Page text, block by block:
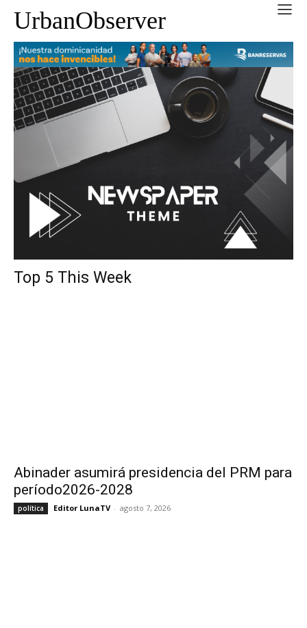
UrbanObserver
Top 5 This Week
Abinader asumirá presidencia del PRM para
período2026-2028
política Editor LunaTV - agosto 7, 2026